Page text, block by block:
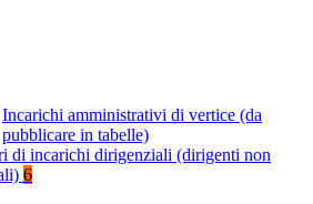
Incarichi amministrativi di vertice (da
pubblicare in tabelle)
di incarichi dirigenziali (dirigenti non
6